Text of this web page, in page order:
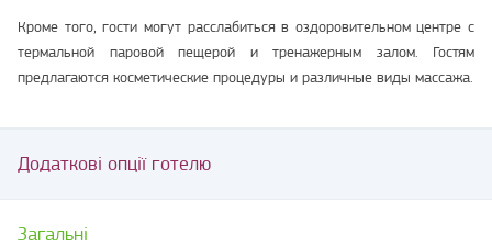
Кроме того, гости могут расслабиться в оздоровительном центре с
термальной паровой пещерой и тренажерным залом. Гостям
предлагаются косметические процедуры и различные виды массажа.
Додаткові опції готелю
Загальні